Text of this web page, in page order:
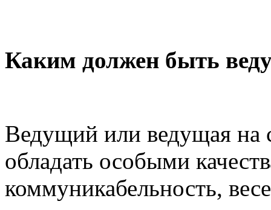
Каким должен быть
Ведущий или ведущая на
обладать особыми
коммуникабельность,